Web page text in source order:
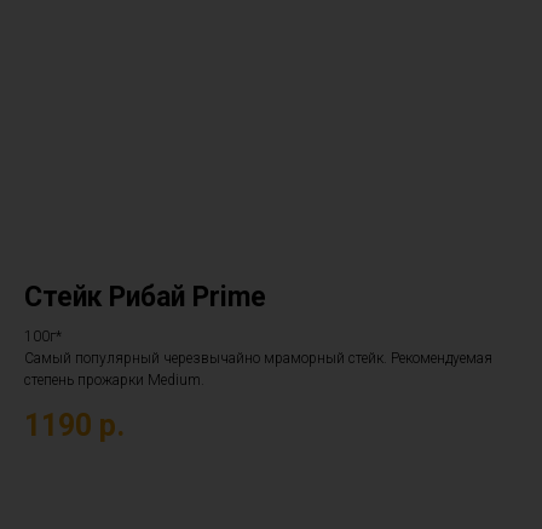
Стейк Рибай Prime
100г*
Самый популярный черезвычайно мраморный стейк. Рекомендуемая
степень прожарки Medium.
1190 р.